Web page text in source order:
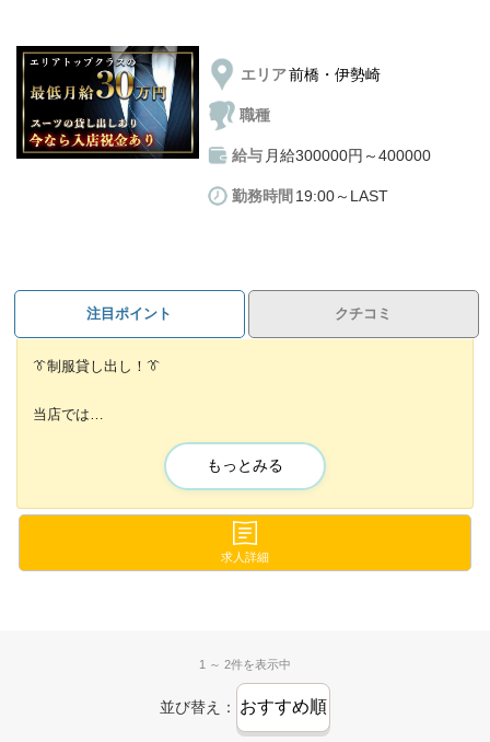
働いたその日にお給料がそのまま反映されるのも
嬉しいポイントです🔥
入社1ヶ月目から満足の出来る高収入💎💎
・ホールスタッフは未経験でも、全員高収入スタート🔥
給与50万円×12ヶ月＝年収600万円可能です！
・入店祝い金10万円を入社の方全員にプレゼント✨✨
600万円～1,000万円以上も可能です！！
🚙遠方の方、地方からの上京もOK
・即日入居可能な住まいサポート！
初めての方でも一人前になれること間違いなし💪🏻💡
エリア前橋・伊勢崎
職種
給与 月給300000円～400000
勤務時間 19:00～LAST
注目ポイント クチコミ
👔制服貸し出し！👔
当店では
準備をする必要は一切ありません！👌
なので無駄な出費を抑えることが出来ます！🕶
もっとみる
求人詳細
1 ～ 2件を表示中
並び替え：